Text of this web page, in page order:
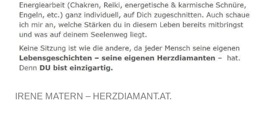
IRENE MATERN – HERZDIAMANT.AT.